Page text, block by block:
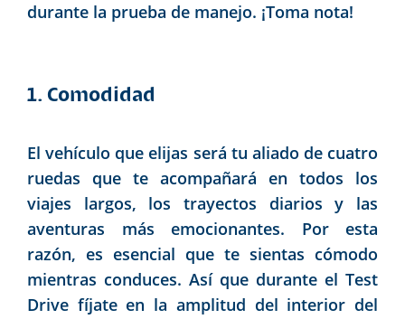
durante la prueba de manejo. ¡Toma nota!
1. Comodidad
El vehículo que elijas será tu aliado de cuatro
ruedas que te acompañará en todos los
viajes largos, los trayectos diarios y las
aventuras más emocionantes. Por esta
razón, es esencial que te sientas cómodo
mientras conduces. Así que durante el Test
Drive fíjate en la amplitud del interior del